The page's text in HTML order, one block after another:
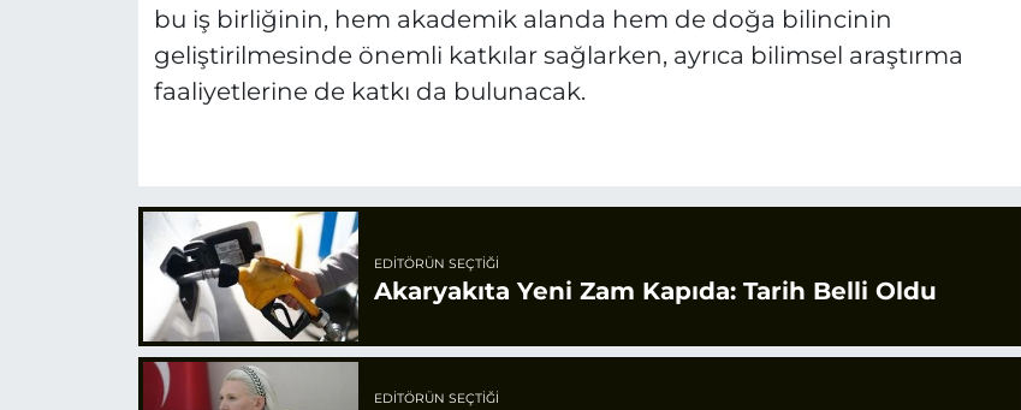
bu iş birliğinin, hem akademik alanda hem de doğa bilincinin
geliştirilmesinde önemli katkılar sağlarken, ayrıca bilimsel araştırma
faaliyetlerine de katkı da bulunacak.
EDITÖRÜN SEÇTIĞI
Akaryakıta Yeni Zam Kapıda: Tarih Belli Oldu
EDITÖRÜN SEÇTIĞI